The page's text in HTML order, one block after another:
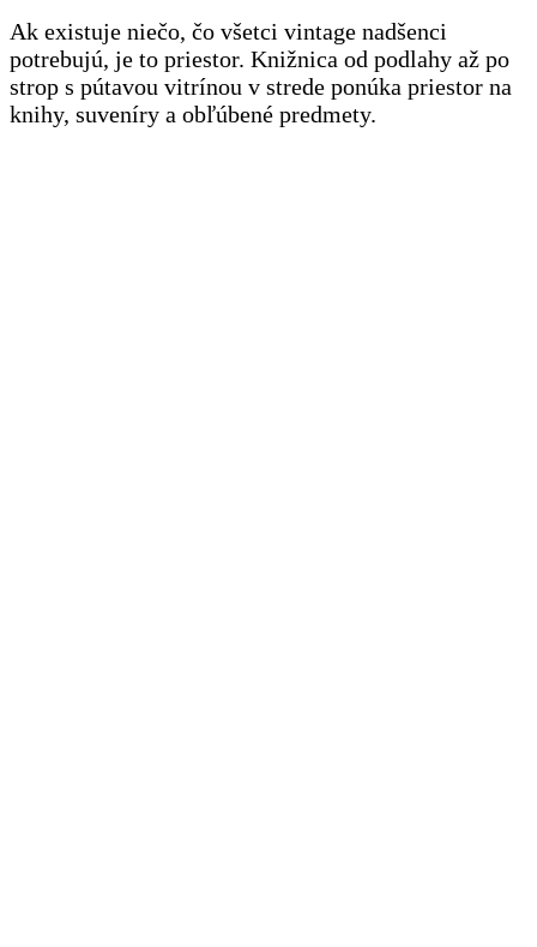
Ak existuje niečo, čo všetci vintage nadšenci
potrebujú, je to priestor. Knižnica od podlahy až po
strop s pútavou vitrínou v strede ponúka priestor na
knihy, suveníry a obľúbené predmety.